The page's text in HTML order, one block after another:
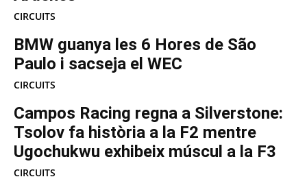
CIRCUITS
BMW guanya les 6 Hores de São
Paulo i sacseja el WEC
CIRCUITS
Campos Racing regna a Silverstone:
Tsolov fa història a la F2 mentre
Ugochukwu exhibeix múscul a la F3
CIRCUITS